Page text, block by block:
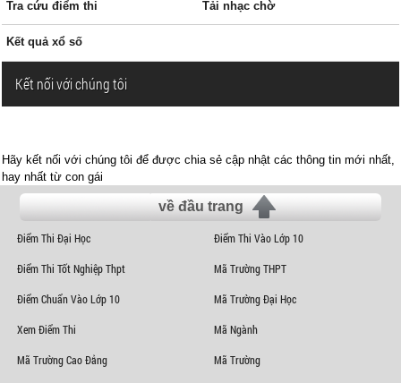
Tra cứu điểm thi Tải nhạc chờ
Kết quả xổ số
Kết nối với chúng tôi
Hãy kết nối với chúng tôi để được chia sẻ cập nhật các thông tin mới nhất,
hay nhất từ con gái
về đầu trang
Điểm Thi Đại Học Điểm Thi Vào Lớp 10
Điểm Thi Tốt Nghiệp Thpt Mã Trường THPT
Điểm Chuẩn Vào Lớp 10 Mã Trường Đại Học
Xem Điểm Thi Mã Ngành
Mã Trường Cao Đẳng Mã Trường